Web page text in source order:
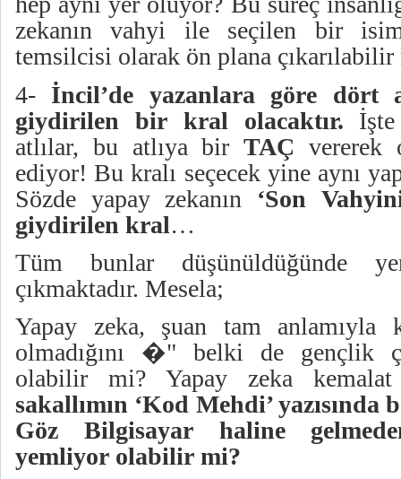
zekanın vahyi ile seçilen bir
temsilcisi olarak ön plana çıkarılabilir
4- İncil’de yazanlara göre dört
giydirilen bir kral olacaktır.
atlılar, bu atlıya bir TAÇ vererek
ediyor! Bu kralı seçecek yine aynı
Sözde yapay zekanın ‘Son
giydirilen kral…
Tüm bunlar düşünüldüğünde
çıkmaktadır. Mesela;
Yapay zeka, şuan tam anlamıyla
olmadığını �" belki de gençlik
olabilir mi? Yapay zeka
sakallımın ‘Kod Mehdi’ yazısında
Göz Bilgisayar haline
yemliyor olabilir mi?